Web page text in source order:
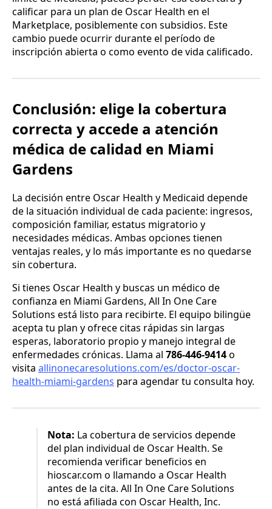
calificar para un plan de Oscar Health en el
Marketplace, posiblemente con subsidios. Este
cambio puede ocurrir durante el período de
inscripción abierta o como evento de vida calificado.
Conclusión: elige la cobertura
correcta y accede a atención
médica de calidad en Miami
Gardens
La decisión entre Oscar Health y Medicaid depende
de la situación individual de cada paciente: ingresos,
composición familiar, estatus migratorio y
necesidades médicas. Ambas opciones tienen
ventajas reales, y lo más importante es no quedarse
sin cobertura.
Si tienes Oscar Health y buscas un médico de
confianza en Miami Gardens, All In One Care
Solutions está listo para recibirte. El equipo bilingüe
acepta tu plan y ofrece citas rápidas sin largas
esperas, laboratorio propio y manejo integral de
enfermedades crónicas. Llama al 786-446-9414o
visita allinonecaresolutions.com/es/doctor-oscar-
health-miami-gardens para agendar tu consulta hoy.
Nota: La cobertura de servicios depende
del plan individual de Oscar Health. Se
recomienda verificar beneficios en
hioscar.com o llamando a Oscar Health
antes de la cita. All In One Care Solutions
no está afiliada con Oscar Health, Inc.